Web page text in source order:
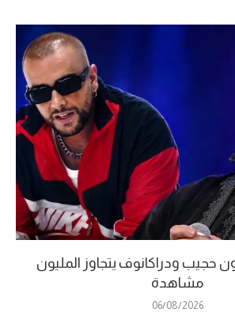
حجيب ودراكانوف يتجاوز المليون
مشاهدة
06/08/2026